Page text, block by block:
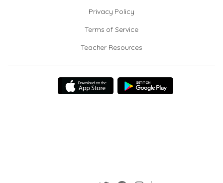
Privacy Policy
Terms of Service
Teacher Resources